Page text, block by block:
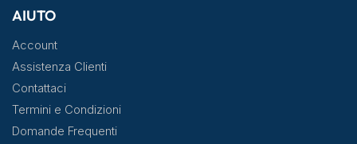
AIUTO
Account
Assistenza Clienti
Contattaci
Termini e Condizioni
Domande Frequenti